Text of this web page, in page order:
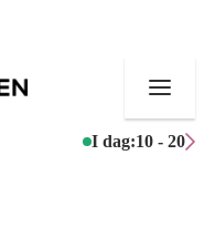
I dag:10 - 20